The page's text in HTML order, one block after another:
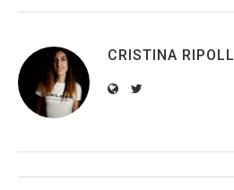
CRISTINA RIPOLL